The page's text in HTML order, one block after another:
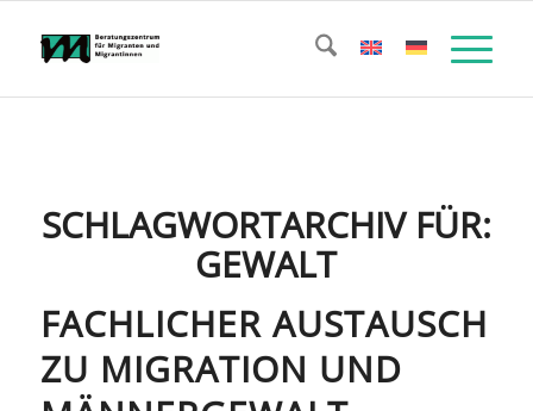
SCHLAGWORTARCHIV FÜR:
GEWALT
FACHLICHER AUSTAUSCH
ZU MIGRATION UND